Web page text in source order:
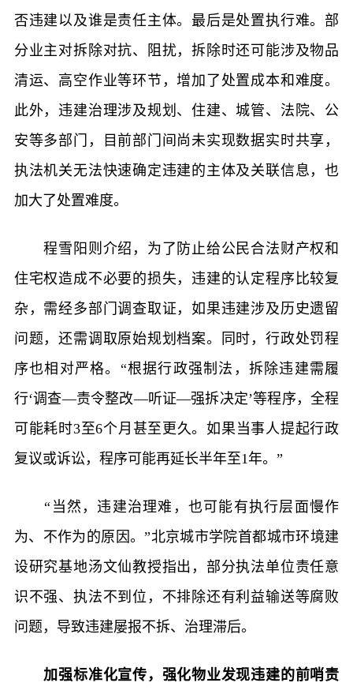
否违建以及谁是责任主体。最后是处置执行难。部
分业主对拆除对抗、阻扰，拆除时还可能涉及物品
清运、高空作业等环节，增加了处置成本和难度。
此外，违建治理涉及规划、住建、城管、法院、公
安等多部门，目前部门间尚未实现数据实时共享，
执法机关无法快速确定违建的主体及关联信息，也
加大了处置难度。
程雪阳则介绍，为了防止给公民合法财产权和
住宅权造成不必要的损失，违建的认定程序比较复
杂，需经多部门调查取证，如果违建涉及历史遗留
问题，还需调取原始规划档案。同时，行政处罚程
序也相对严格。“根据行政强制法，拆除违建需履
行‘调查—责令整改—听证—强拆决定’等程序，全程
可能耗时3至6个月甚至更久。如果当事人提起行政
复议或诉讼，程序可能再延长半年至1年。”
“当然，违建治理难，也可能有执行层面慢作
为、不作为的原因。”北京城市学院首都城市环境建
设研究基地汤文仙教授指出，部分执法单位责任意
识不强、执法不到位，不排除还有利益输送等腐败
问题，导致违建屡报不拆、治理滞后。
加强标准化宣传，强化物业发现违建的前哨责